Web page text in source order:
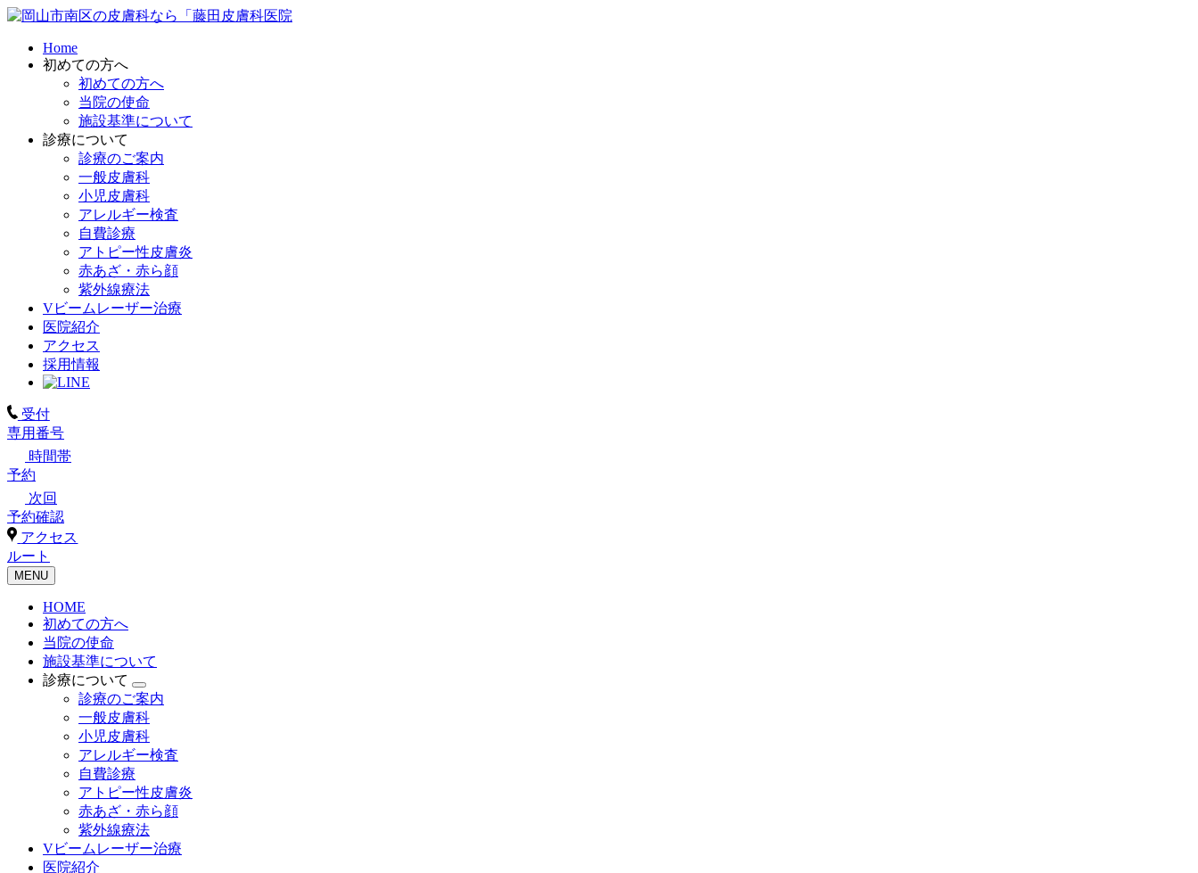
Home
初めての方へ
初めての方へ
当院の使命
施設基準について
診療について
診療のご案内
一般皮膚科
小児皮膚科
アレルギー検査
自費診療
アトピー性皮膚炎
赤あざ・赤ら顔
紫外線療法
Vビームレーザー治療
医院紹介
アクセス
採用情報
受付
専用番号
時間帯
予約
次回
予約確認
アクセス
ルート
MENU
HOME
初めての方へ
当院の使命
施設基準について
診療について
診療のご案内
一般皮膚科
小児皮膚科
アレルギー検査
自費診療
アトピー性皮膚炎
赤あざ・赤ら顔
紫外線療法
Vビームレーザー治療
医院紹介